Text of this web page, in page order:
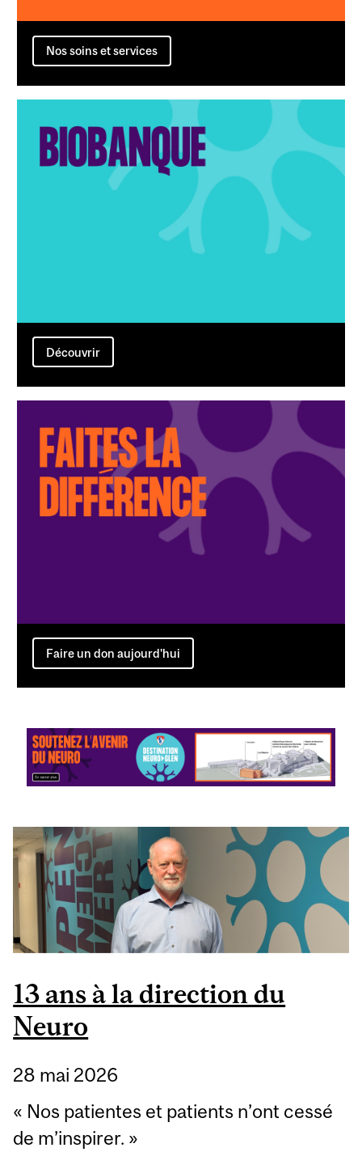
Nos soins et services
Découvrir
Faire un don aujourd'hui
13 ans à la direction du
Neuro
28 mai 2026
« Nos patientes et patients n’ont cessé
de m’inspirer. »